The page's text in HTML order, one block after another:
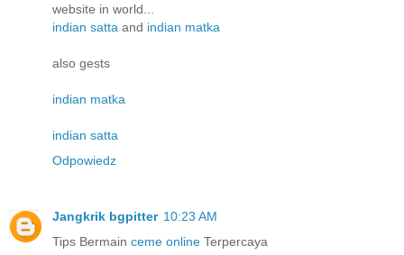
website in world...
indian satta and indian matka
also gests
indian matka
indian satta
Odpowiedz
Jangkrik bgpitter 10:23 AM
Tips Bermain ceme online Terpercaya